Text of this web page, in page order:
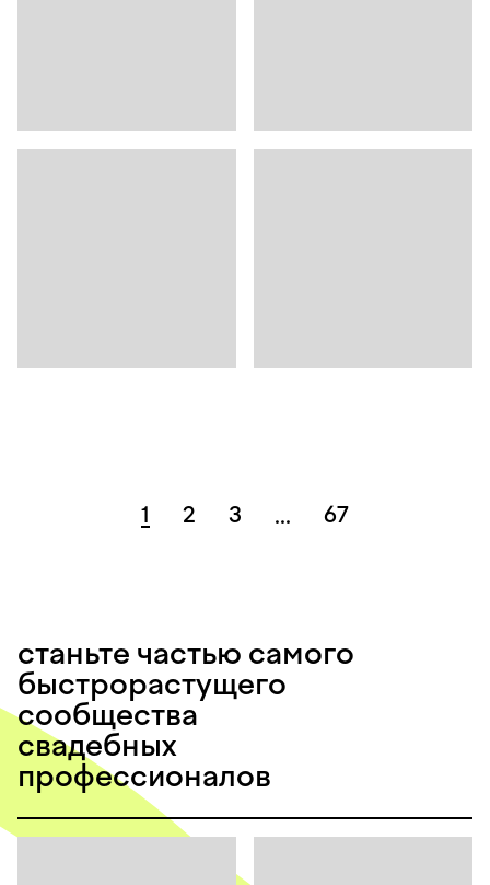
1 2 3 ... 67
станьте частью самого
быстрорастущего
сообщества
свадебных
профессионалов